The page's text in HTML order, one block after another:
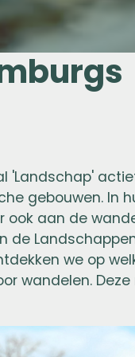
'Landschap'
gebouwen. In
aan de
de
we op
wandelen.